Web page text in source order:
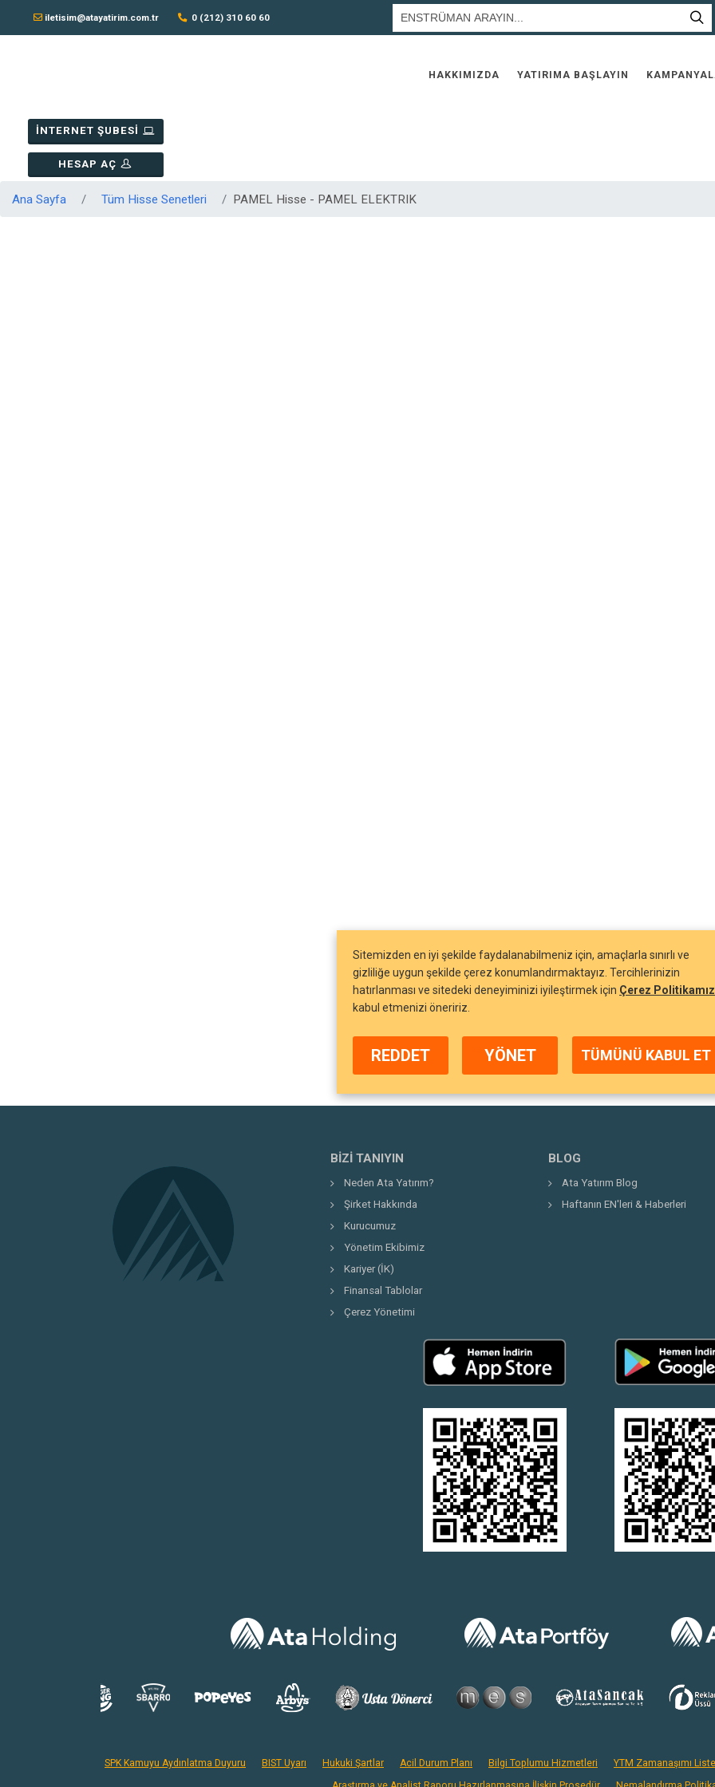
iletisim@atayatirim.com.tr 0 (212) 310 60 60
İNTERNET ŞUBESİ
HESAP AÇ
HAKKIMIZDA YATIRIMA BAŞLAYIN
Ana Sayfa Tüm Hisse Senetleri PAMEL Hisse - PAMEL ELEKTRIK
BIZI TANIYIN
Neden Ata Yatırım?
Şirket Hakkında
Kurucumuz
Yönetim Ekibimiz
Kariyer (İK)
Finansal Tablolar
Çerez Yönetimi
BLOG
Ata Yatırım Blog
Haftanın EN'leri & Haberleri
SPK Kamuyu Aydınlatma Duyuru BIST Uyarı Hukuki Şartlar Acil Durum Planı Bilgi Toplumu Hizmetleri
YTM Zamanaşımı
Sitemizden en iyi şekilde faydalanabilmeniz için, amaçlarla sınırlı ve
gizliliğe uygun şekilde çerez konumlandırmaktayız. Tercihlerinizin
hatırlanması ve sitedeki deneyiminizi iyileştirmek için Çerez
kabul etmenizi öneririz.
REDDET YÖNET TÜMÜNÜ KABUL ET